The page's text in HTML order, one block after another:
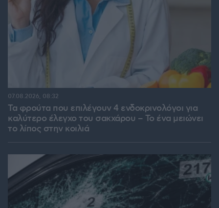
Τα φρούτα που επιλέγουν 4 ενδοκρινολόγοι για
καλύτερο έλεγχο του σακχάρου – Το ένα μειώνει
το λίπος στην κοιλιά
07.08.2026, 08:32